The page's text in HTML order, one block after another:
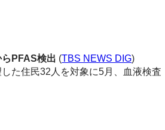
PFAS検出 (TBS NEWS DIG)
た住民32人を対象に5月、血液検査